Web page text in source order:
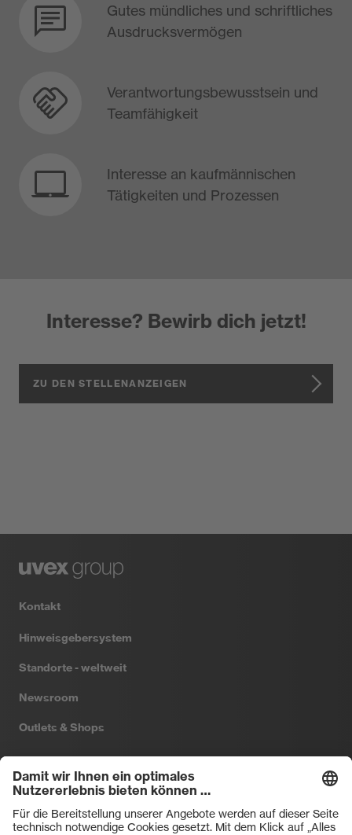
Gutes mündliches und schriftliches
Ausdrucksvermögen
Verantwortungsbewusstsein und
Teamfähigkeit​
Interesse an kaufmännischen
Tätigkeiten und Prozessen
Interesse? Bewirb dich jetzt!
ZU DEN STELLENANZEIGEN
Kontakt
Hinweisgebersystem
Standorte - weltweit
Newsroom
Outlets & Shops
HexArmor
laservision
uvex sports
Hiplok